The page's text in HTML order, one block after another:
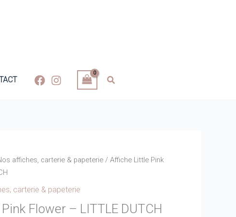
affiches, carterie & papeterie / Affiche Little Pink
carterie & papeterie
Flower – LITTLE DUTCH